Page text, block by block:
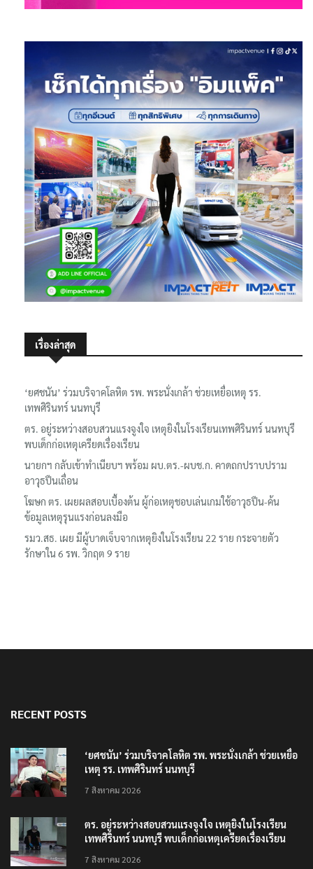
เรื่องล่าสุด
‘ยศชนัน’ ร่วมบริจาคโลหิต รพ. พระนั่งเกล้า ช่วยเหยื่อเหตุ รร.
เทพศิรินทร์ นนทบุรี
ตร. อยู่ระหว่างสอบสวนแรงจูงใจ เหตุยิงในโรงเรียนเทพศิรินทร์ นนทบุรี
พบเด็กก่อเหตุเครียดเรื่องเรียน
นายกฯ กลับเข้าทำเนียบฯ พร้อม ผบ.ตร.-ผบช.ก. คาดถกปราบปราม
อาวุธปืนเถื่อน
โฆษก ตร. เผยผลสอบเบื้องต้น ผู้ก่อเหตุชอบเล่นเกมใช้อาวุธปืน-ค้น
ข้อมูลเหตุรุนแรงก่อนลงมือ
รมว.สธ. เผย มีผู้บาดเจ็บจากเหตุยิงในโรงเรียน 22 ราย กระจายตัว
รักษาใน 6 รพ. วิกฤต 9 ราย
RECENT POSTS
‘ยศชนัน’ ร่วมบริจาคโลหิต รพ. พระนั่งเกล้า ช่วยเหยื่อ
เหตุ รร. เทพศิรินทร์ นนทบุรี
7 สิงหาคม 2026
ตร. อยู่ระหว่างสอบสวนแรงจูงใจ เหตุยิงในโรงเรียน
เทพศิรินทร์ นนทบุรี พบเด็กก่อเหตุเครียดเรื่องเรียน
7 สิงหาคม 2026